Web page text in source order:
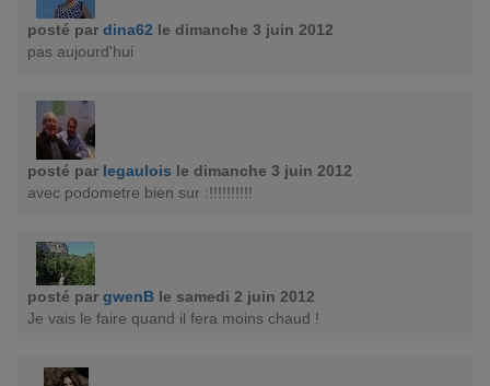
posté par dina62 le dimanche 3 juin 2012
pas aujourd'hui
posté par legaulois le dimanche 3 juin 2012
avec podometre bien sur :!!!!!!!!!!
posté par gwenB le samedi 2 juin 2012
Je vais le faire quand il fera moins chaud !